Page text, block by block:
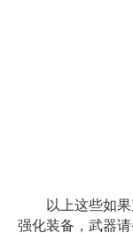
以上这些如果
强化装备，武器